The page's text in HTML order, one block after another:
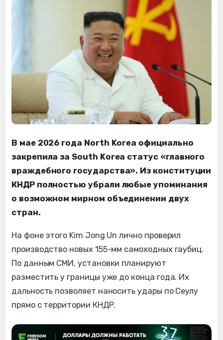
В мае 2026 года North Korea официально
закрепила за South Korea статус «главного
враждебного государства». Из конституции
КНДР полностью убрали любые упоминания
о возможном мирном объединении двух
стран.
На фоне этого Kim Jong Un лично проверил
производство новых 155-мм самоходных гаубиц.
По данным СМИ, установки планируют
разместить у границы уже до конца года. Их
дальность позволяет наносить удары по Сеулу
прямо с территории КНДР.